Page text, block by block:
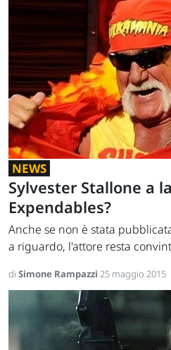
NEWS
Sylvester Stallone a
Expendables?
Anche se non è stata
a riguardo, l'attore resta
di Simone Rampazzi 25 maggio 2015